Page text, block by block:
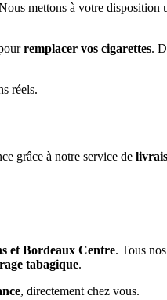
mettons à votre disposition
remplacer vos cigarettes.
réels.
grâce à notre service de
et Bordeaux Centre. Tous
tabagique.
, directement chez vous.